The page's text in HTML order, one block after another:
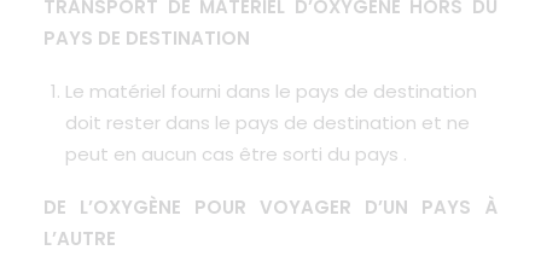
TRANSPORT DE MATÉRIEL D’OXYGÈNE HORS DU
PAYS DE DESTINATION
Le matériel fourni dans le pays de destination
doit rester dans le pays de destination et ne
peut en aucun cas être sorti du pays .
DE L’OXYGÈNE POUR VOYAGER D’UN PAYS À
L’AUTRE